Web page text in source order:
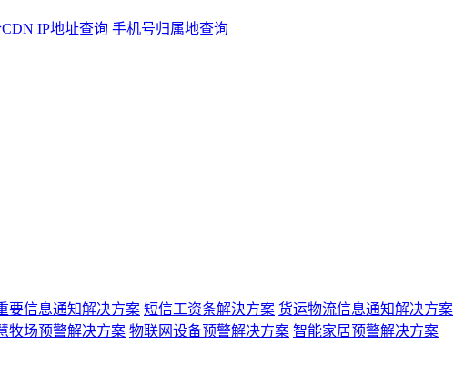
IP地址查询 手机号归属地查询
要信息通知解决方案 短信工资条解決方案 货运物流信息通知解决方案
牧场预警解决方案 物联网设备预警解决方案 智能家居预警解决方案